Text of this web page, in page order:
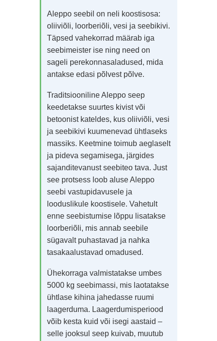
Aleppo seebil on neli koostisosa:
oliiviõli, loorberiõli, vesi ja seebikivi.
Täpsed vahekorrad määrab iga
seebimeister ise ning need on
sageli perekonnasaladused, mida
antakse edasi põlvest põlve.
Traditsiooniline Aleppo seep
keedetakse suurtes kivist või
betoonist kateldes, kus oliiviõli, vesi
ja seebikivi kuumenevad ühtlaseks
massiks. Keetmine toimub aeglaselt
ja pideva segamisega, järgides
sajanditevanust seebiteo tava. Just
see protsess loob aluse Aleppo
seebi vastupidavusele ja
looduslikule koostisele. Vahetult
enne seebistumise lõppu lisatakse
loorberiõli, mis annab seebile
sügavalt puhastavad ja nahka
tasakaalustavad omadused.
Ühekorraga valmistatakse umbes
5000 kg seebimassi, mis laotatakse
ühtlase kihina jahedasse ruumi
laagerduma. Laagerdumisperiood
võib kesta kuid või isegi aastaid –
selle jooksul seep kuivab, muutub